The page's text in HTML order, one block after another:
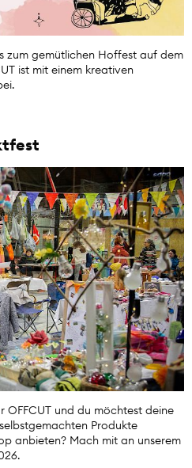
zum gemütlichen Hoffest auf dem
ist mit einem kreativen
OFFCUT und du möchtest deine
Produkte
anbieten? Mach mit an unserem